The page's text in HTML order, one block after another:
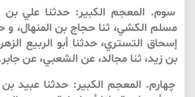
سوم. المعجم الكبير: حدثنا علي بن
مسلم الكشي، ثنا حجاج بن المنهال، و
إسحاق التستري، حدثنا أبو الربيع
بن زيد، ثنا مجالد، عن الشعبي، عن
چهارم. المعجم الكبير: حدثنا عبيد بن